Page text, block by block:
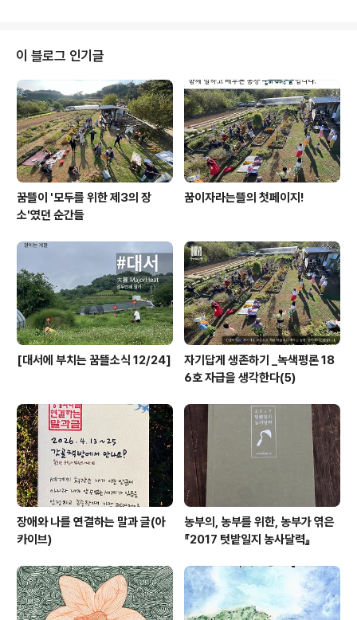
석자들은 서로 인사를 나누고 소개를 하며 마지막 수업에
대한 기대를 말씀해주셨고요.. 첫 시간에는 벨리토빈 캠프
힐(장애인농업공동체마을) 방문기를 영상으로 담은 SBS
스페셜 [희망의 가족공동체, 캠프힐] 함께 보면서 꿈뜰 최
문철님이 진행해주셨고요.. 캠프힐에서 여러해를 보내고
오신 분을 모셔 ..
이 블로그 인기글
꿈뜰이 '모두를 위한 제3의 장
소'였던 순간들
꿈이자라는뜰의 첫페이지!
[대서에 부치는 꿈뜰소식 12/24]
자기답게 생존하기 _녹색평론 18
6호 자급을 생각한다(5)
장애와 나를 연결하는 말과 글(아
카이브)
농부의, 농부를 위한, 농부가 엮은
『2017 텃밭일지 농사달력』